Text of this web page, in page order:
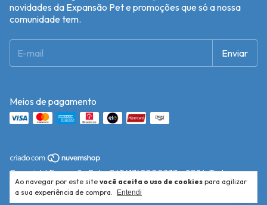
Ao navegar por este site você aceita o uso de cookies para agilizar
a sua experiência de compra.
Entendi
novidades da Expansão Pet e promoções que só a nossa
comunidade tem.
Meios de pagamento
Copyright Expansão Pet - 04541748000233 - 2026. Todos os
direitos reservados.